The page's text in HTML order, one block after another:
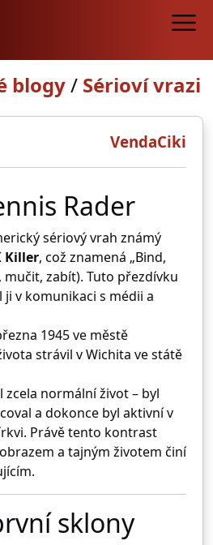
blogy/ Sérioví vrazi
VendaCiki
Rader
sériový vrah známý
Killer, což znamená „Bind,
mučit, zabít). Tuto přezdívku
ji v komunikaci s médii a
1945 ve městě
strávil vWichita ve státě
zcela normální život – byl
a dokonce byl aktivní v
Právě tento kontrast
a tajným životem činí
sklony